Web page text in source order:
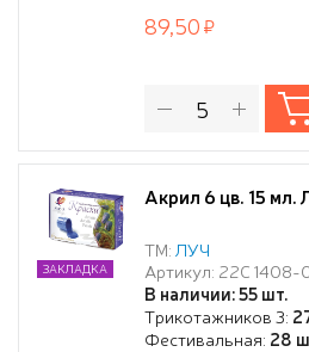
89,50
Акрил 6 цв. 15 мл.
ТМ:ЛУЧ
Артикул: 22С 1408-
В наличии: 55 шт.
Трикотажников 3:
Фестивальная: 28
ЗАКЛАДКА